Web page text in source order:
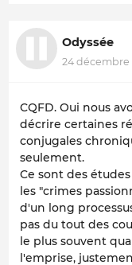
Odyssée
24 décembre
CQFD. Oui nous
décrire certaines
conjugales
seulement.
Ce sont des
les "crimes
d'un long
pas du tout des
le plus souvent
l'emprise,